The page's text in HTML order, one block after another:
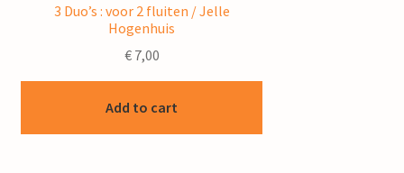
3 Duo’s : voor 2 fluiten / Jelle
Hogenhuis
€7,00
Add to cart